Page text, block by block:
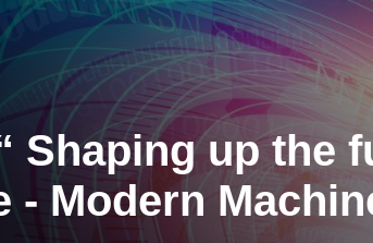
Shaping up the
- Modern